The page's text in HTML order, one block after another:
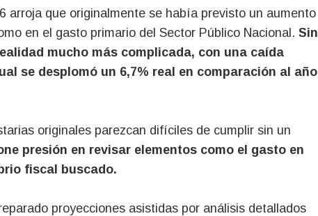
arroja que originalmente se había previsto un aumento
en el gasto primario del Sector Público Nacional. Sin
mucho más complicada, con una caída
se desplomó un 6,7% real en comparación al año
originales parezcan difíciles de cumplir sin un
presión en revisar elementos como el gasto en
fiscal buscado.
proyecciones asistidas por análisis detallados